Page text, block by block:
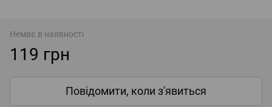
Немає в наявності
119 грн
Повідомити, коли з'явиться